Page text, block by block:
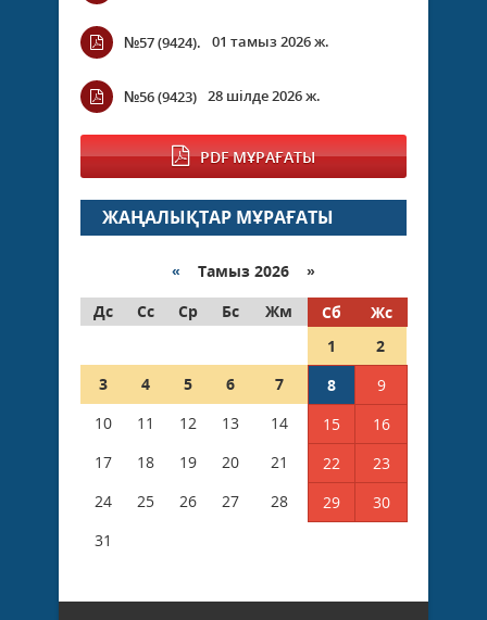
№57 (9424). 01 тамыз 2026 ж.
№56 (9423) 28 шілде 2026 ж.
PDF МҰРАҒАТЫ
ЖАҢАЛЫҚТАР МҰРАҒАТЫ
« Тамыз 2026 »
Дс
Сс Ср Бс Жм Сб
Жс
1
2
3
4 5 6 7 8
9
10
11 12 13 14 15
16
17
18 19 20 21 22
23
24
25 26 27 28 29
30
31